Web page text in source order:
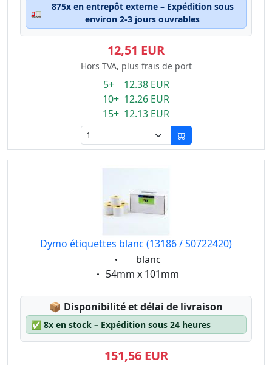
🚛
875x en entrepôt externe – Expédition sous
environ 2-3 jours ouvrables
12,51 EUR
Hors TVA, plus frais de port
5+ 12.38 EUR
10+ 12.26 EUR
15+ 12.13 EUR
Dymo étiquettes blanc (13186 / S0722420)
Eigenschaft:
blanc
Eigenschaft:
54mm x 101mm
📦 Lagerstatus:
Disponibilité et délai de livraison
✅ 8x en stock – Expédition sous 24 heures
151,56 EUR